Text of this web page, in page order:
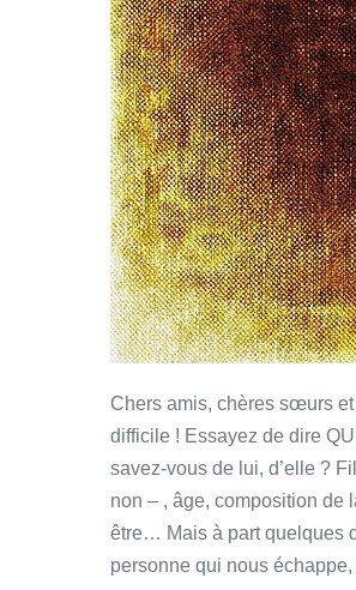
Chers amis, chères sœurs
difficile ! Essayez de dire
savez-vous de lui, d’elle ?
non – , âge, composition de
être… Mais à part quelques
personne qui nous